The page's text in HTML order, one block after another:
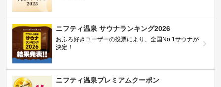
ニフティ温泉 サウナランキング2026
おふろ好きユーザーの投票により、全国No.1サウナが
決定！
ニフティ温泉プレミアムクーポン